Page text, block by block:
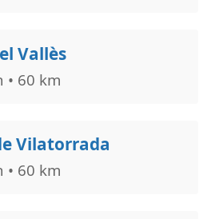
Vallès
• 60 km
Vilatorrada
• 60 km